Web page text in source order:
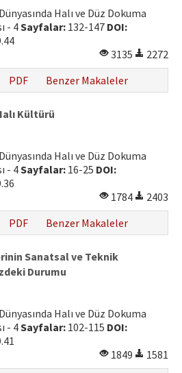
Halı ve Düz Dokuma
- 4Sayfalar: 132-147 DOI:
3135
2272
PDF Benzer Makaleler
Kültürü
Halı ve Düz Dokuma
- 4Sayfalar: 16-25 DOI:
1784
2403
PDF Benzer Makaleler
Sanatsal ve Teknik
Durumu
Halı ve Düz Dokuma
- 4Sayfalar: 102-115 DOI:
1849
1581